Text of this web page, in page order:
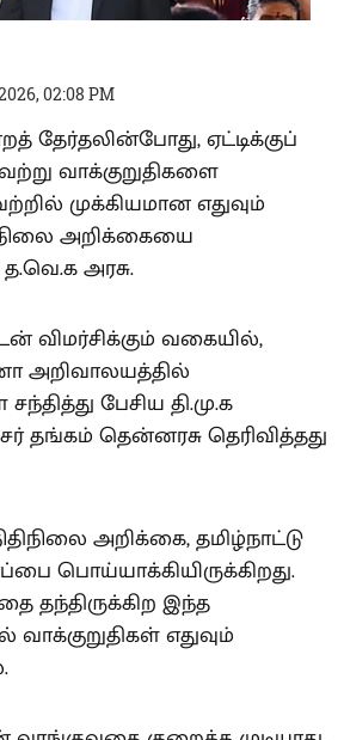
02:08 PM
தேர்தலின்போது, ஏட்டிக்குப்
வாக்குறுதிகளை
முக்கியமான எதுவும்
அறிக்கையை
அரசு.
விமர்சிக்கும் வகையில்,
பேசிய தி.மு.க
தென்னரசு தெரிவித்தது
அறிக்கை, தமிழ்நாட்டு
பொய்யாக்கியிருக்கிறது.
தந்திருக்கிற இந்த
எதுவும்